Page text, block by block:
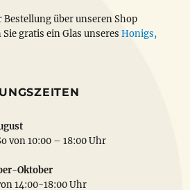
Bestellung über unseren Shop
gratis ein Glas unseres Honigs,
von 10:00 – 18:00 Uhr
Oktober
14:00-18:00 Uhr